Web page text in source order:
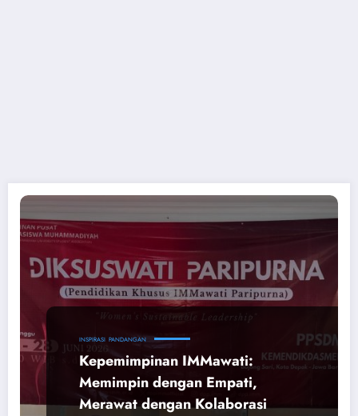
INSPIRASI PANDANGAN
Kepemimpinan IMMawati:
Memimpin dengan Empati,
Merawat dengan Kolaborasi